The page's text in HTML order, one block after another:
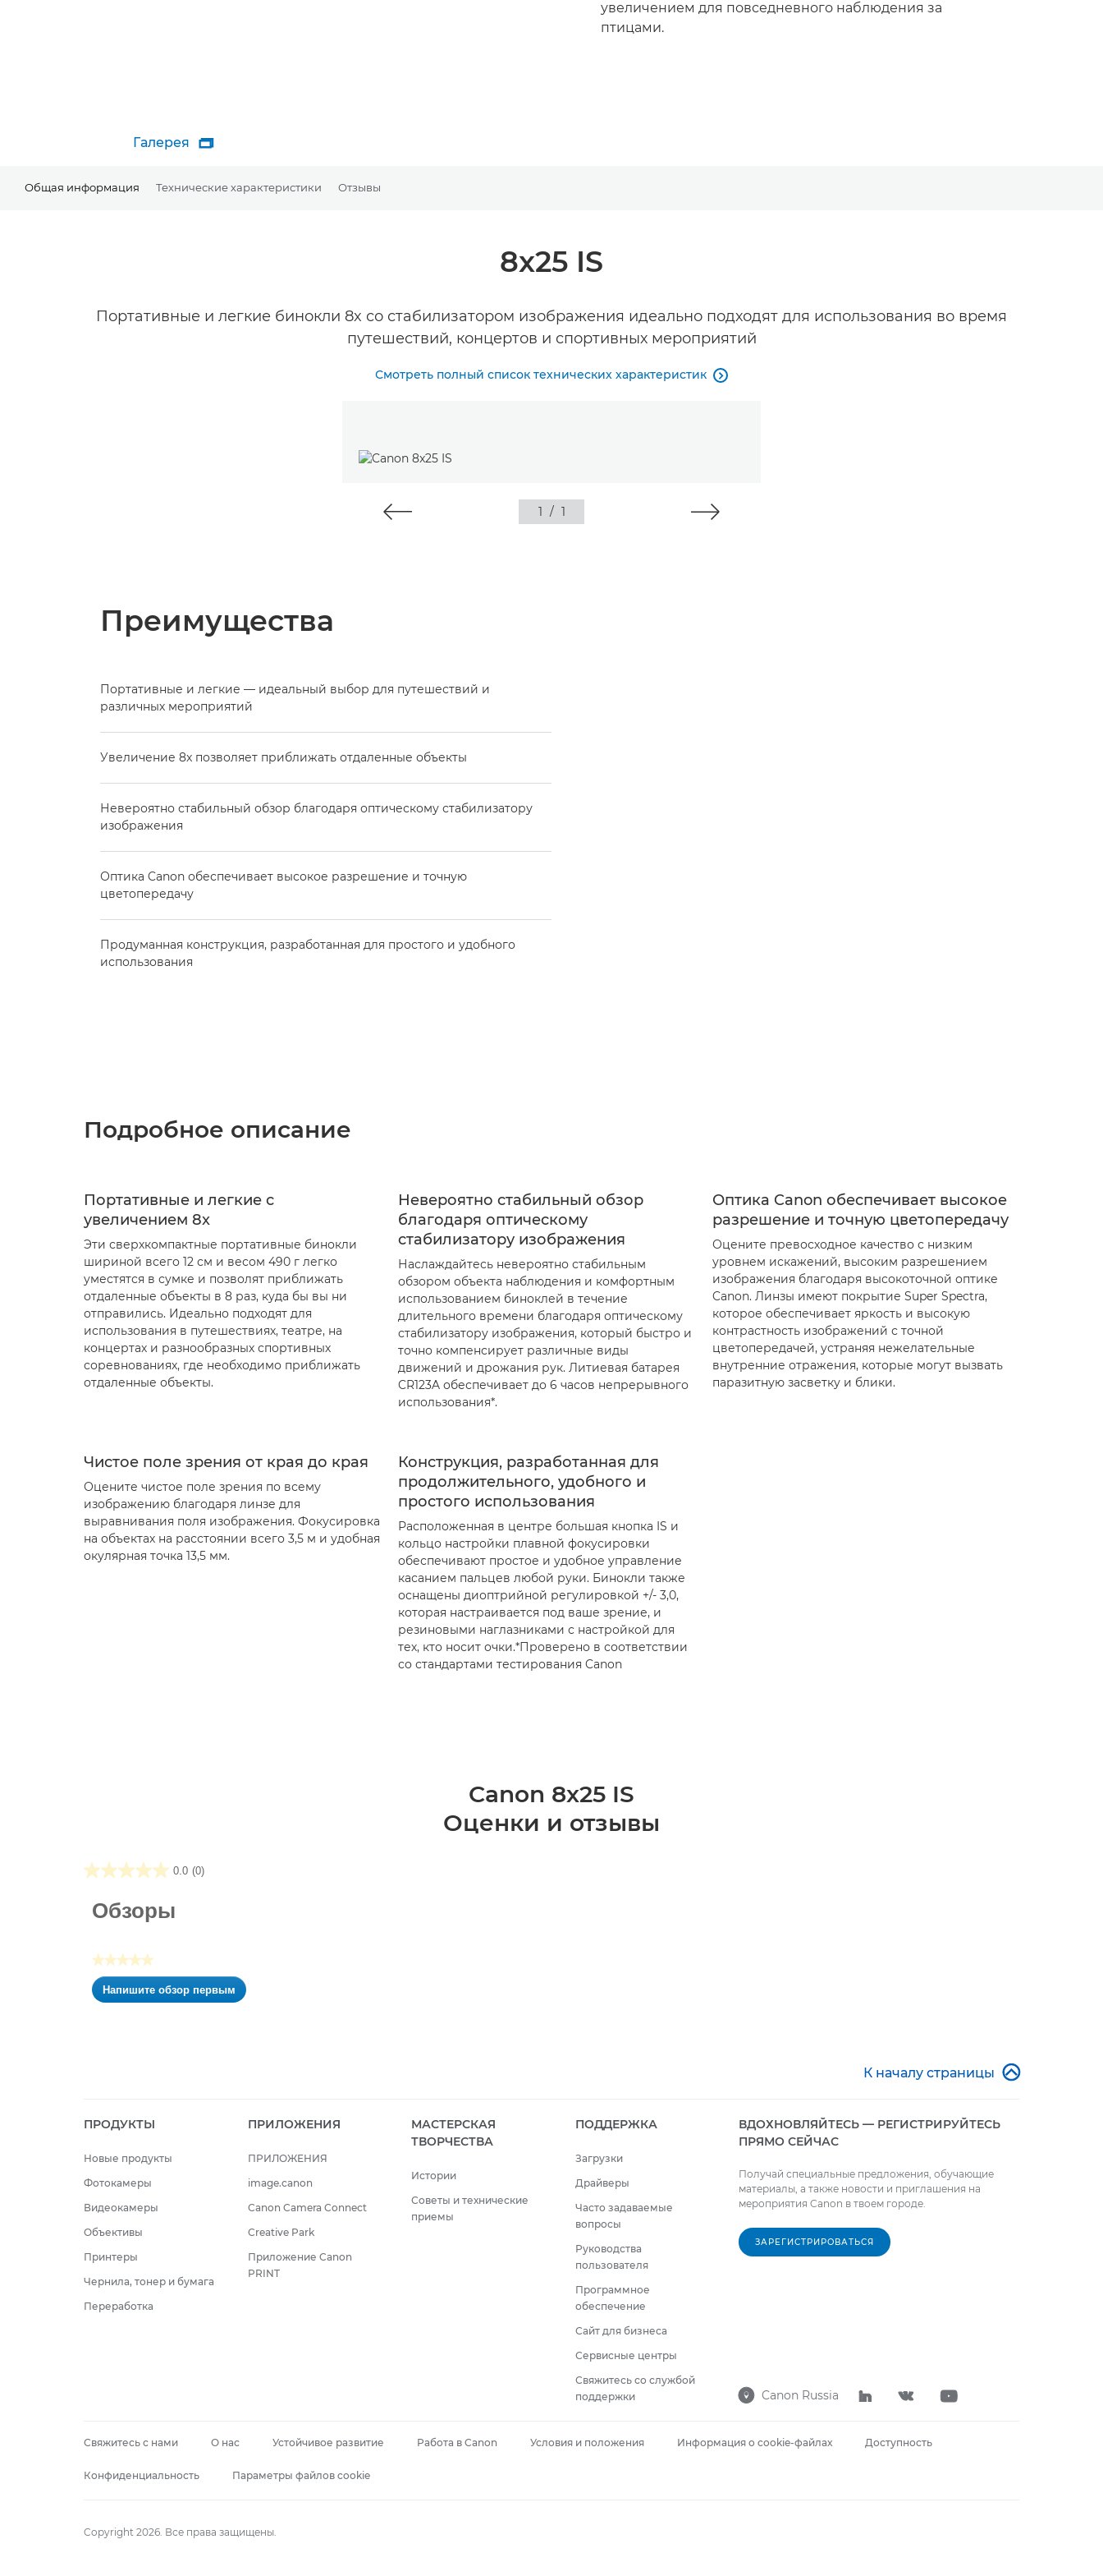
Галерея 
увеличением для повседневного наблюдения за
птицами.
Общая информация Технические характеристики Отзывы
8x25 IS
Портативные и легкие бинокли 8x со стабилизатором изображения идеально подходят для использования во время
путешествий, концертов и спортивных мероприятий
Смотреть полный список технических характеристик 
1 / 1
Преимущества
Портативные и легкие — идеальный выбор для путешествий и
различных мероприятий
Увеличение 8x позволяет приближать отдаленные объекты
Невероятно стабильный обзор благодаря оптическому стабилизатору
изображения
Оптика Canon обеспечивает высокое разрешение и точную
цветопередачу
Продуманная конструкция, разработанная для простого и удобного
использования
Подробное описание
Портативные и легкие с
увеличением 8x
Эти сверхкомпактные портативные бинокли
шириной всего 12 см и весом 490 г легко
уместятся в сумке и позволят приближать
отдаленные объекты в 8 раз, куда бы вы ни
отправились. Идеально подходят для
использования в путешествиях, театре, на
концертах и разнообразных спортивных
соревнованиях, где необходимо приближать
отдаленные объекты.
Невероятно стабильный обзор
благодаря оптическому
стабилизатору изображения
Наслаждайтесь невероятно стабильным
обзором объекта наблюдения и комфортным
использованием биноклей в течение
длительного времени благодаря оптическому
стабилизатору изображения, который быстро и
точно компенсирует различные виды
движений и дрожания рук. Литиевая батарея
CR123A обеспечивает до 6 часов непрерывного
использования*.
Оптика Canon обеспечивает высокое
разрешение и точную цветопередачу
Оцените превосходное качество с низким
уровнем искажений, высоким разрешением
изображения благодаря высокоточной оптике
Canon. Линзы имеют покрытие Super Spectra,
которое обеспечивает яркость и высокую
контрастность изображений с точной
цветопередачей, устраняя нежелательные
внутренние отражения, которые могут вызвать
паразитную засветку и блики.
Чистое поле зрения от края до края
Оцените чистое поле зрения по всему
изображению благодаря линзе для
выравнивания поля изображения. Фокусировка
на объектах на расстоянии всего 3,5 м и удобная
окулярная точка 13,5 мм.
Конструкция, разработанная для
продолжительного, удобного и
простого использования
Расположенная в центре большая кнопка IS и
кольцо настройки плавной фокусировки
обеспечивают простое и удобное управление
касанием пальцев любой руки. Бинокли также
оснащены диоптрийной регулировкой +/- 3,0,
которая настраивается под ваше зрение, и
резиновыми наглазниками с настройкой для
тех, кто носит очки.*Проверено в соответствии
со стандартами тестирования Canon
Canon 8x25 IS
Оценки и отзывы
0.0 (0)
0.0
звезд.
Обзоры
★★★★★
Нет
оценки
Напишите обзор первым
.
окна.
К началу страницы 
ПРОДУКТЫ
Новые продукты
Фотокамеры
Видеокамеры
Объективы
Принтеры
Чернила, тонер и бумага
Переработка
ПРИЛОЖЕНИЯ
ПРИЛОЖЕНИЯ
image.canon
Canon Camera Connect
Creative Park
Приложение Canon
PRINT
МАСТЕРСКАЯ
ТВОРЧЕСТВА
Истории
Советы и технические
приемы
ПОДДЕРЖКА
Загрузки
Драйверы
Часто задаваемые
вопросы
Руководства
пользователя
Программное
обеспечение
Сайт для бизнеса
Сервисные центры
Свяжитесь со службой
поддержки
ВДОХНОВЛЯЙТЕСЬ — РЕГИСТРИРУЙТЕСЬ
ПРЯМО СЕЙЧАС
Получай специальные предложения, обучающие
материалы, а также новости и приглашения на
мероприятия Canon в твоем городе.
ЗАРЕГИСТРИРОВАТЬСЯ
 Canon Russia   
Свяжитесь с нами О нас Устойчивое развитие Работа в Canon Условия и положения Информация о cookie-файлах Доступность
Конфиденциальность Параметры файлов cookie
Copyright 2026. Все права защищены.